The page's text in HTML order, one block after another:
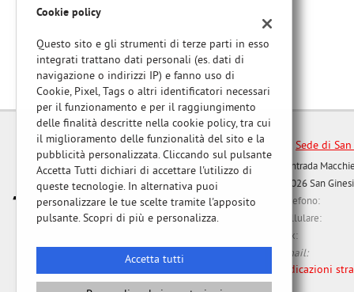
Sede di
Contrada
62026 San
Telefono:
Cellulare:
Fax:
Email:
Indicazioni
Cookie policy
Questo sito e gli strumenti di terze parti in esso
integrati trattano dati personali (es. dati di
navigazione o indirizzi IP) e fanno uso di
Cookie, Pixel, Tags o altri identificatori necessari
per il funzionamento e per il raggiungimento
delle finalità descritte nella cookie policy, tra cui
il miglioramento delle funzionalità del sito e la
pubblicità personalizzata. Cliccando sul pulsante
Accetta Tutti dichiari di accettare l'utilizzo di
queste tecnologie. In alternativa puoi
personalizzare le tue scelte tramite l'apposito
pulsante. Scopri di più e personalizza.
Accetta tutti
Cookie necessari
Cookie delle preferenze
Cookie per il miglioramento dell'esperienza utente
Cookie analitici
Cookie di marketing
Leggi
la